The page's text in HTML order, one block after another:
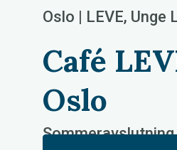
Oslo | LEVE, Unge
Café
Oslo